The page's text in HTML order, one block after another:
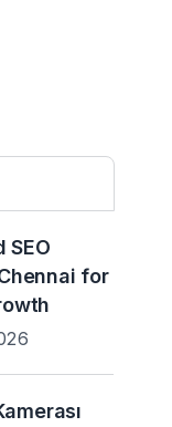
SEO
for